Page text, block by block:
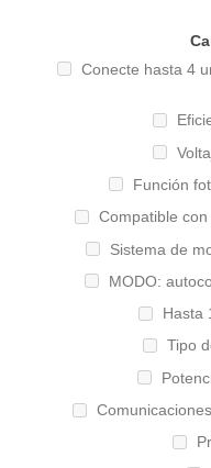
Conecte hasta 4
Función
Compatible
Sistema de
MODO:
Hasta
Tipo